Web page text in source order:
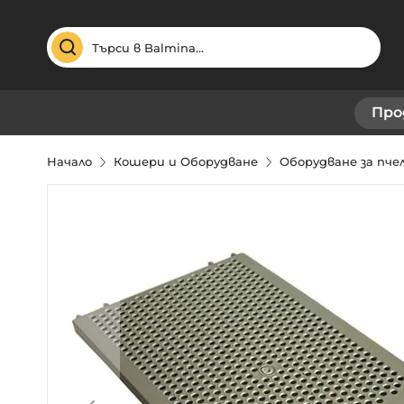
Търсене
Начало Кошери и Оборудване Оборудване за
изображенията